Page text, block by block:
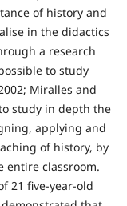
of history and
in the didactics
a research
to study
Miralles and
study in depth the
applying and
of history, by
classroom.
21 five-year-old